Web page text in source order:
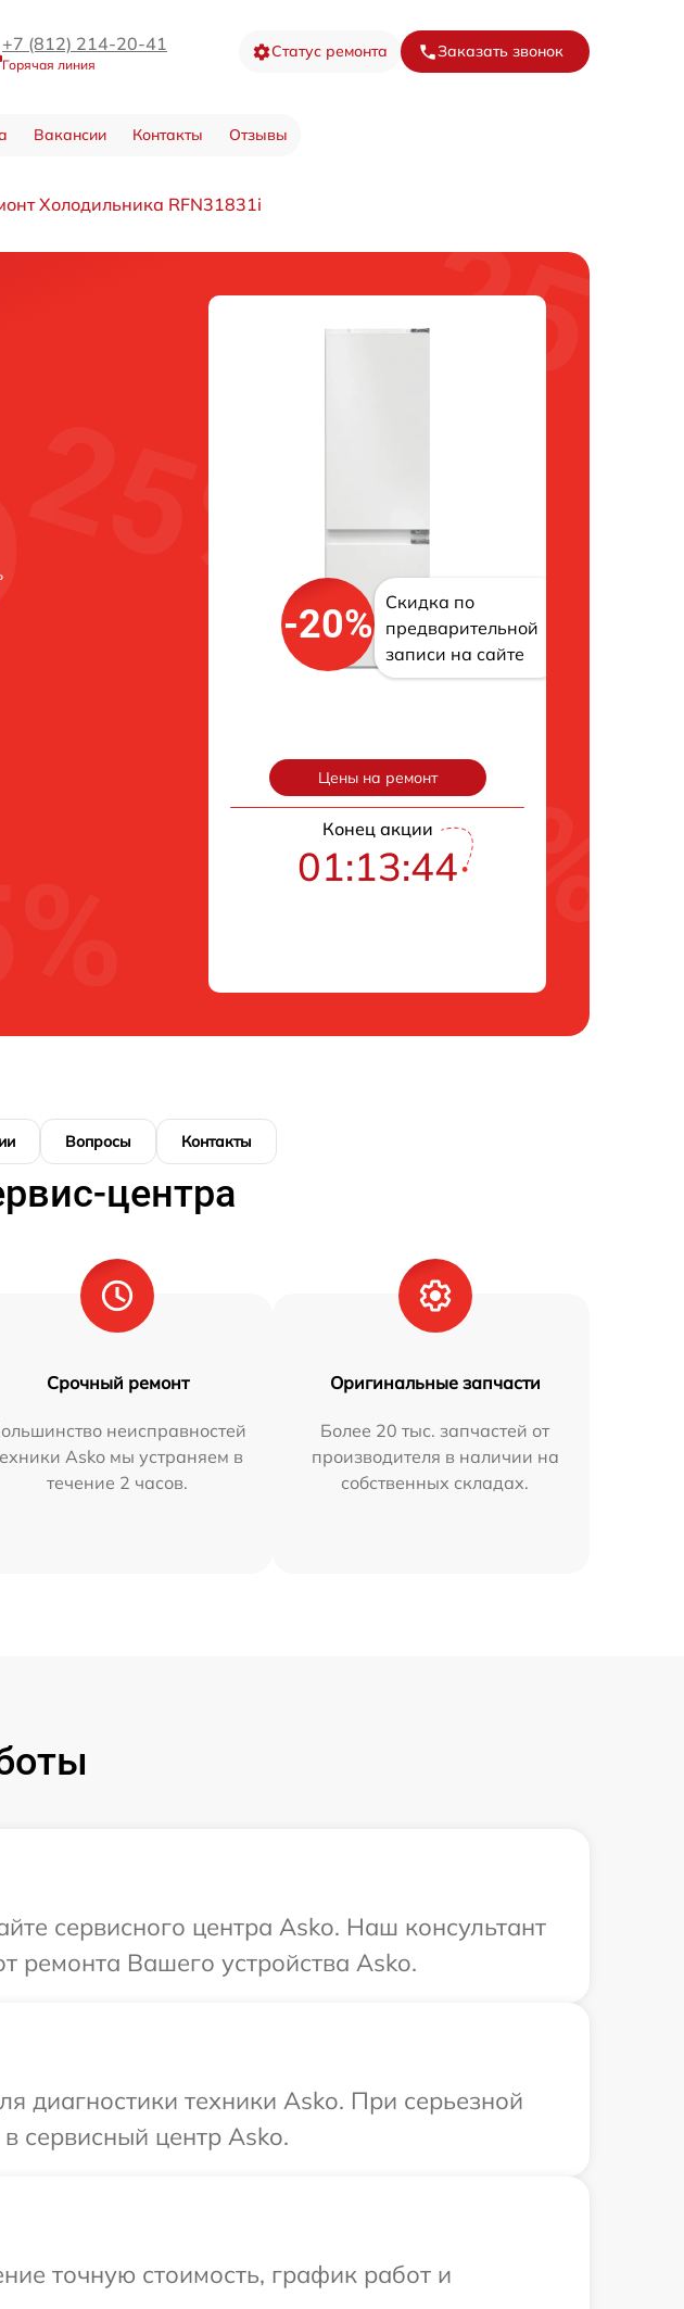
+7 (812) 214-20-41
Горячая линия
Статус ремонта Заказать звонок
Вакансии Контакты Отзывы
Холодильника RFN31831i
-20%
Скидка по
предварительной
записи на сайте
Цены на ремонт
Конец акции
01:13:43
Вопросы Контакты
центра
Срочный ремонт
неисправностей
Asko мы устраняем в
течение 2 часов.
Оригинальные запчасти
Более 20 тыс. запчастей от
производителя в наличии на
собственных складах.
сервисного центра Asko. Наш консультант
ремонта Вашего устройства Asko.
диагностики техники Asko. При серьезной
сервисный центр Asko.
точную стоимость, график работ и